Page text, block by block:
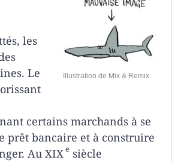
Illustration de Mix & Remix.
les
Le
certains marchands à se
prêt bancaire et à construire
Au XIXe siècle